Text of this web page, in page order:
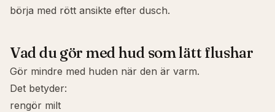
börja med rött ansikte efter dusch.
Vad du gör med hud som lätt flushar
Gör mindre med huden när den är varm.
Det betyder:
rengör milt